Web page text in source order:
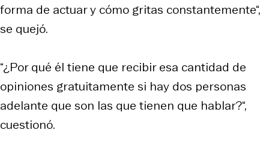
forma de actuar y cómo gritas constantemente“,
se quejó.
“¿Por qué él tiene que recibir esa cantidad de
opiniones gratuitamente si hay dos personas
adelante que son las que tienen que hablar?“,
cuestionó.